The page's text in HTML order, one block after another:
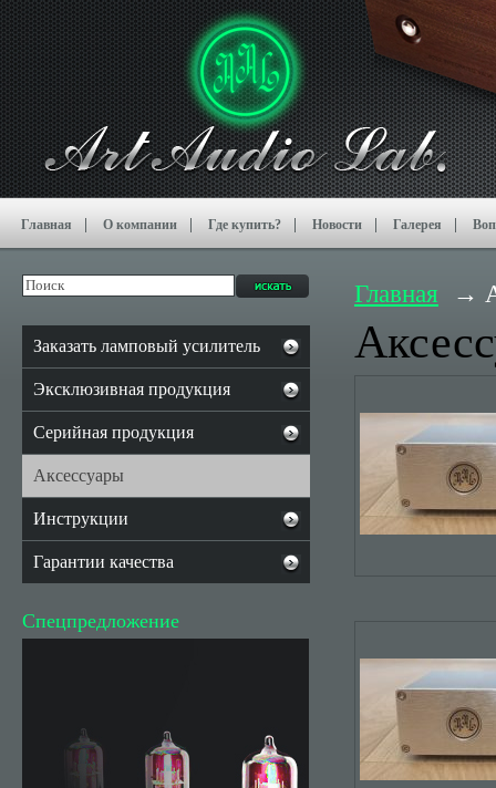
Главная О компании Где купить? Новости Галерея
Главная
Заказать ламповый усилитель
Эксклюзивная продукция
Серийная продукция
Аксессуары
Инструкции
Гарантии качества
Спецпредложение